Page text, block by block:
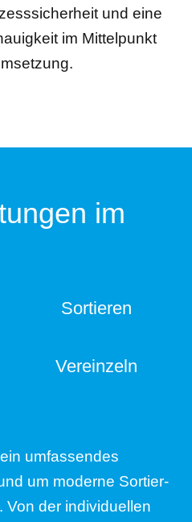
und eine
im Mittelpunkt
im
Sortieren
Vereinzeln
umfassendes
um moderne Sortier-
Von der individuellen